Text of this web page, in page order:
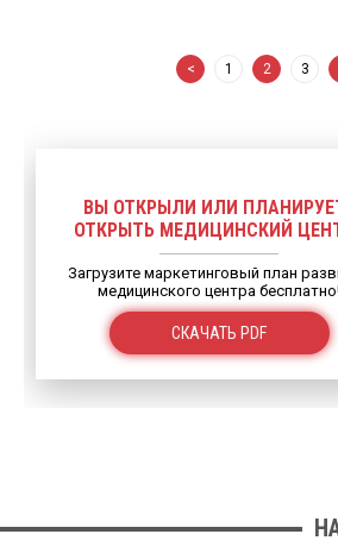
< 1 2 3
ВЫ ОТКРЫЛИ ИЛИ
ОТКРЫТЬ МЕДИЦИНСКИЙ
Загрузите маркетинговый план
медицинского центра
СКАЧАТЬ PDF